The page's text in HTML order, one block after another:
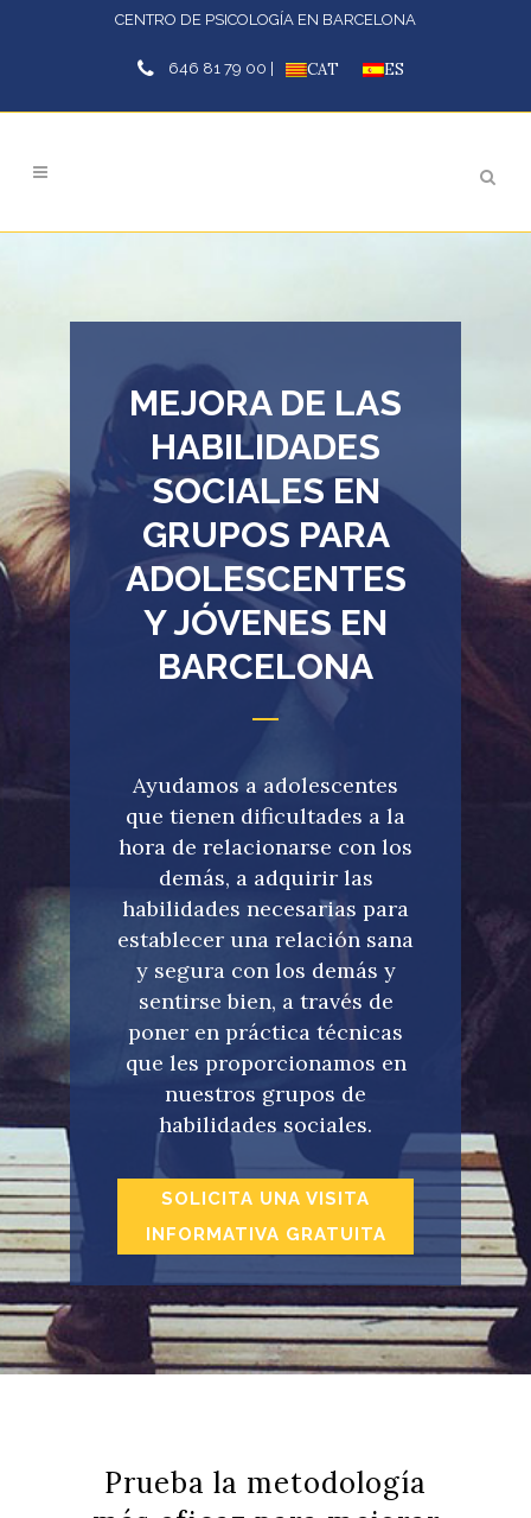
CENTRO DE PSICOLOGÍA EN BARCELONA
646 81 79 00 | CAT ES
MEJORA DE LAS
HABILIDADES
SOCIALES EN
GRUPOS PARA
ADOLESCENTES
Y JÓVENES EN
BARCELONA
Ayudamos a adolescentes
que tienen dificultades a la
hora de relacionarse con los
demás, a adquirir las
habilidades necesarias para
establecer una relación sana
y segura con los demás y
sentirse bien, a través de
poner en práctica técnicas
que les proporcionamos en
nuestros grupos de
habilidades sociales.
SOLICITA UNA VISITA
INFORMATIVA GRATUITA
Prueba la metodología